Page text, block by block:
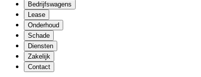
Bedrijfswagens
Lease
Onderhoud
Schade
Diensten
Zakelijk
Contact